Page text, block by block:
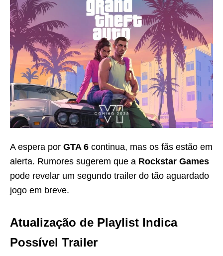
A espera por GTA 6 continua, mas os fãs estão em
alerta. Rumores sugerem que a Rockstar Games
pode revelar um segundo trailer do tão aguardado
jogo em breve.
Atualização de Playlist Indica
Possível Trailer